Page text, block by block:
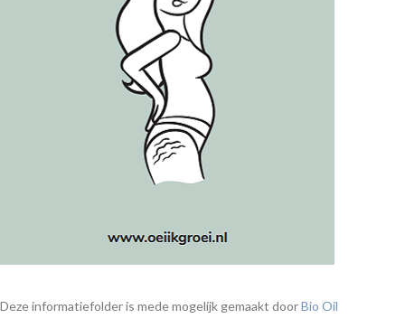
Deze informatiefolder is mede mogelijk gemaakt doorBio Oil